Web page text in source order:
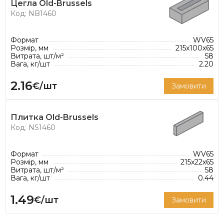
Nelissen пропонує широкий вибір цегли для
найрізноманітніших стилів: класичний,
налічує 100 кольорів і 8 різних форматів. Цегла
Nelissen ідеально підходить як для традиційних,
Цегла Old-Brussels
Код: NB1460
Формат
WV65
Розмір, мм
215x100x65
Витрата, шт/м²
58
Вага, кг/шт
2.20
2.16€/шт Замовити
Плитка Old-Brussels
Код: NS1460
Формат
WV65
Розмір, мм
215x22x65
Витрата, шт/м²
58
Вага, кг/шт
0.44
1.49€/шт Замовити